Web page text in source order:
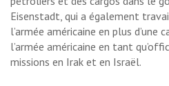
Eisenstadt, qui a également
l’armée américaine en plus d’une
l’armée américaine en tant
missions en Irak et en Israël.